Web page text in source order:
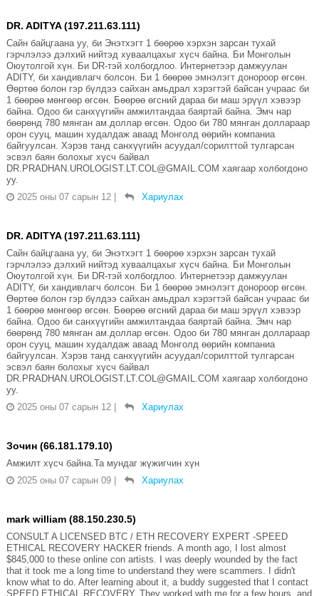
DR. ADITYA (197.211.63.111)
Сайн байцгаана уу, би Энэтхэгт 1 бөөрөө хэрхэн зарсан тухай
гэрчлэлээ дэлхий нийтэд хуваалцахыг хүсч байна. Би Монголын
Оюутолгой хүн. Би DR-тэй холбогдлоо. Интернетээр дамжуулан
ADITY, би хандивлагч болсон. Би 1 бөөрөө эмнэлэгт донороор өгсөн.
Өөртөө болон гэр бүлдээ сайхан амьдрал хэрэгтэй байсан учраас би
1 бөөрөө мөнгөөр өгсөн. Бөөрөө өгсний дараа би маш эрүүл хэвээр
байна. Одоо би санхүүгийн амжилтандаа баяртай байна. Эмч нар
бөөрөнд 780 мянган ам.доллар өгсөн. Одоо би 780 мянган доллараар
орон сууц, машин худалдаж аваад Монголд өөрийн компаниа
байгуулсан. Хэрэв танд санхүүгийн асуудал/сорилттой тулгарсан
эсвэл баян болохыг хүсч байвал
DR.PRADHAN.UROLOGIST.LT.COL@GMAIL.COM хаягаар холбогдоно
уу.
2025 оны 07 сарын 12
Хариулах
DR. ADITYA (197.211.63.111)
Сайн байцгаана уу, би Энэтхэгт 1 бөөрөө хэрхэн зарсан тухай
гэрчлэлээ дэлхий нийтэд хуваалцахыг хүсч байна. Би Монголын
Оюутолгой хүн. Би DR-тэй холбогдлоо. Интернетээр дамжуулан
ADITY, би хандивлагч болсон. Би 1 бөөрөө эмнэлэгт донороор өгсөн.
Өөртөө болон гэр бүлдээ сайхан амьдрал хэрэгтэй байсан учраас би
1 бөөрөө мөнгөөр өгсөн. Бөөрөө өгсний дараа би маш эрүүл хэвээр
байна. Одоо би санхүүгийн амжилтандаа баяртай байна. Эмч нар
бөөрөнд 780 мянган ам.доллар өгсөн. Одоо би 780 мянган доллараар
орон сууц, машин худалдаж аваад Монголд өөрийн компаниа
байгуулсан. Хэрэв танд санхүүгийн асуудал/сорилттой тулгарсан
эсвэл баян болохыг хүсч байвал
DR.PRADHAN.UROLOGIST.LT.COL@GMAIL.COM хаягаар холбогдоно
уу.
2025 оны 07 сарын 12
Хариулах
Зочин (66.181.179.10)
Амжилт хүсч байна.Та мундаг жүжигчин хүн
2025 оны 07 сарын 09
Хариулах
mark william (88.150.230.5)
CONSULT A LICENSED BTC / ETH RECOVERY EXPERT -SPEED
ETHICAL RECOVERY HACKER friends. A month ago, I lost almost
$845,000 to these online con artists. I was deeply wounded by the fact
that it took me a long time to understand they were scammers. I didn't
know what to do. After learning about it, a buddy suggested that I contact
SPEED ETHICAL RECOVERY. They worked with me for a few hours, and